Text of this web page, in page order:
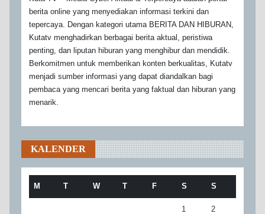
berita online yang menyediakan informasi terkini dan
tepercaya. Dengan kategori utama BERITA DAN HIBURAN,
Kutatv menghadirkan berbagai berita aktual, peristiwa
penting, dan liputan hiburan yang menghibur dan mendidik.
Berkomitmen untuk memberikan konten berkualitas, Kutatv
menjadi sumber informasi yang dapat diandalkan bagi
pembaca yang mencari berita yang faktual dan hiburan yang
menarik.
KALENDER
M T W T F S S
1 2